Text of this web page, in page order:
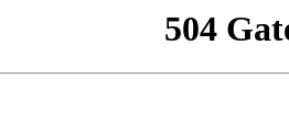
504